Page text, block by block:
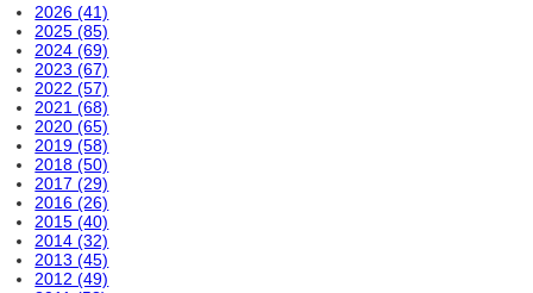
2026 (41)
2025 (85)
2024 (69)
2023 (67)
2022 (57)
2021 (68)
2020 (65)
2019 (58)
2018 (50)
2017 (29)
2016 (26)
2015 (40)
2014 (32)
2013 (45)
2012 (49)